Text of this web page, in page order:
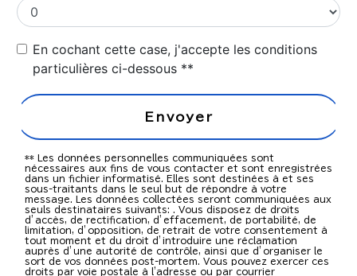
En cochant cette case, j'accepte les conditions
particulières ci-dessous **
Envoyer
** Les données personnelles communiquées sont
nécessaires aux fins de vous contacter et sont enregistrées
dans un fichier informatisé. Elles sont destinées à et ses
sous-traitants dans le seul but de répondre à votre
message. Les données collectées seront communiquées aux
seuls destinataires suivants: . Vous disposez de droits
d’accès, de rectification, d’effacement, de portabilité, de
limitation, d’opposition, de retrait de votre consentement à
tout moment et du droit d’introduire une réclamation
auprès d’une autorité de contrôle, ainsi que d’organiser le
sort de vos données post-mortem. Vous pouvez exercer ces
droits par voie postale à l'adresse ou par courrier